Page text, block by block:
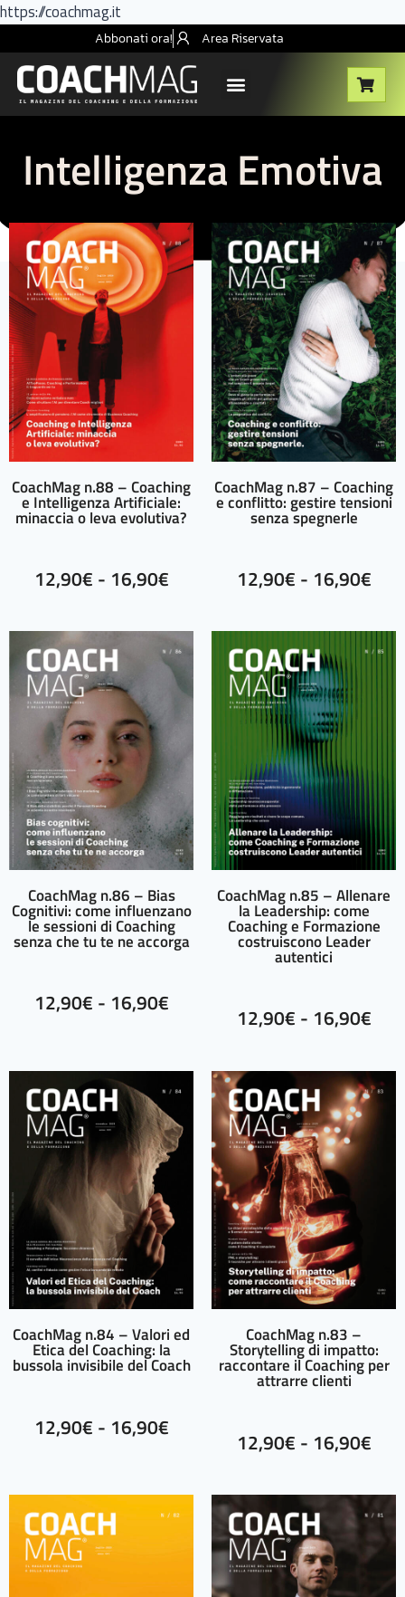
https://coachmag.it
Abbonati ora! Area Riservata
Intelligenza Emotiva
CoachMag n.88 – Coaching
e Intelligenza Artificiale:
minaccia o leva evolutiva?
12,90€ - 16,90€
CoachMag n.87 – Coaching
e conflitto: gestire tensioni
senza spegnerle
12,90€ - 16,90€
CoachMag n.86 – Bias
Cognitivi: come influenzano
le sessioni di Coaching
senza che tu te ne accorga
12,90€ - 16,90€
CoachMag n.85 – Allenare
la Leadership: come
Coaching e Formazione
costruiscono Leader
autentici
12,90€ - 16,90€
CoachMag n.84 – Valori ed
Etica del Coaching: la
bussola invisibile del Coach
12,90€ - 16,90€
CoachMag n.83 –
Storytelling di impatto:
raccontare il Coaching per
attrarre clienti
12,90€ - 16,90€